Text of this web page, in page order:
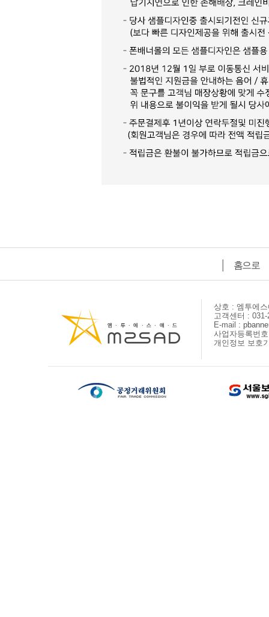
홈으로
상호 : 엠투에
고객센터 : 031-
E-mail :
사업자등록번
개인정보 보호